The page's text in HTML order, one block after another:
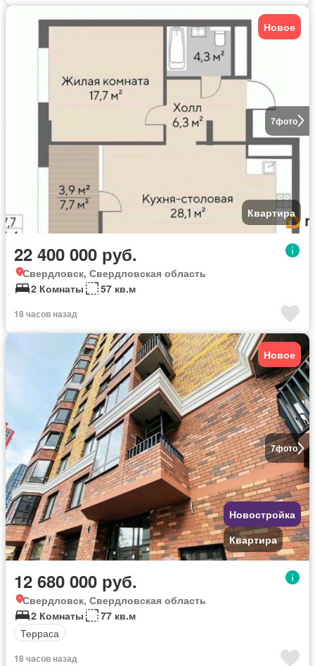
7фото
Новое
Квартира
22 400 000 руб.
Свердловск, Свердловская область
2 Комнаты
57 кв.м
18 часов назад
7фото
Новое
Новостройка
Квартира
12 680 000 руб.
Свердловск, Свердловская область
2 Комнаты
77 кв.м
Терраса
18 часов назад